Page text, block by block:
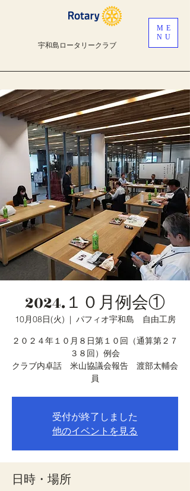
宇和島ロータリークラブ
ME
NU
2024.１０月例会①
10月08日(火)
  |
パフィオ宇和島 自由工房
２０２４年１０月８日第１０回（通算第２７
３８回）例会
クラブ内卓話 米山協議会報告 渡部太輔会
員
受付が終了しました
他のイベントを見る
日時・場所